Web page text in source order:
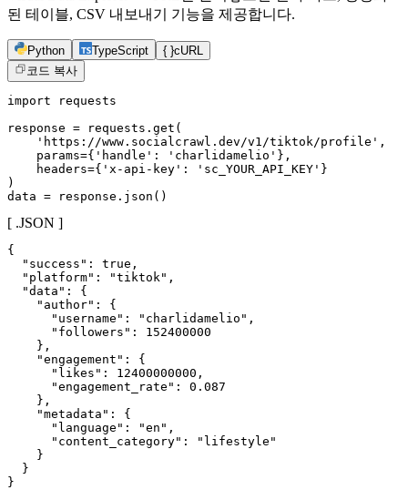
된 테이블, CSV 내보내기 기능을 제공합니다.
Python TypeScript { }cURL
코드 복사
import requests
response = requests.get(
    'https://www.socialcrawl.dev/v1/tiktok/profile',
    params={'handle': 'charlidamelio'},
    headers={'x-api-key': 'sc_YOUR_API_KEY'}
)
data = response.json()
[ .JSON ]
{
  "success": true,
  "platform": "tiktok",
  "data": {
    "author": {
      "username": "charlidamelio",
      "followers": 152400000
    },
    "engagement": {
      "likes": 12400000000,
      "engagement_rate": 0.087
    },
    "metadata": {
      "language": "en",
      "content_category": "lifestyle"
    }
  }
}